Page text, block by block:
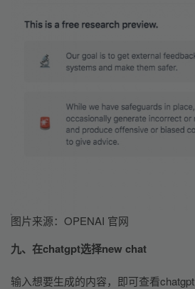
图片来源：OPENAI 官网
九、在chatgpt选择new chat
输入想要生成的内容，即可查看